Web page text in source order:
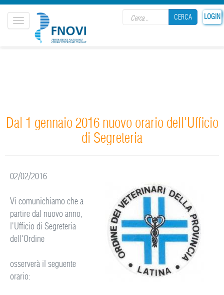
LOGIN
CERCA
Toggle
navigation
Dal 1 gennaio 2016 nuovo orario dell'Ufficio
di Segreteria
02/02/2016
Vi comunichiamo che a
partire dal nuovo anno,
l'Ufficio di Segreteria
dell'Ordine
osserverà il seguente
orario: